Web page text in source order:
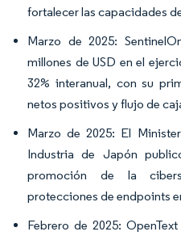
fortalecer las capacidades
Marzo de 2025:
millones de USD en el
32% interanual, con su
netos positivos y flujo de
Marzo de 2025: El
Industria de Japón
promoción de la
protecciones de endpoints
Febrero de 2025: